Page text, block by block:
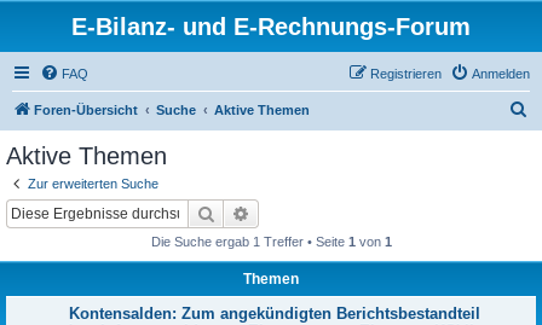
E-Bilanz- und E-Rechnungs-Forum
FAQ Anmelden
Registrieren
Foren-Übersicht Suche Aktive Themen
Aktive Themen
Zur erweiterten Suche
Suche
Die Suche ergab 1 Treffer • Seite 1 von 1
Themen
Kontensalden: Zum angekündigten Berichtsbestandteil